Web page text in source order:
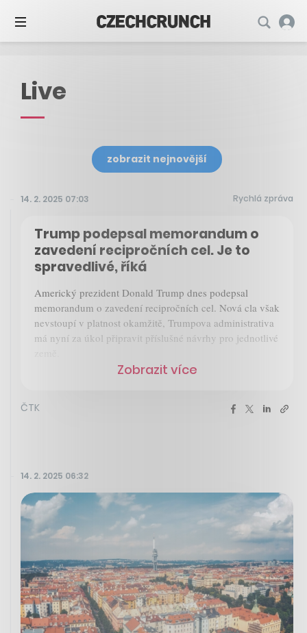
Live
zobrazit nejnovější
14. 2. 2025 07:03 Rychlá zpráva
Trump podepsal memorandum o
zavedení recipročních cel. Je to
spravedlivé, říká
Americký prezident Donald Trump dnes podepsal
memorandum o zavedení recipročních cel. Nová cla však
nevstoupí v platnost okamžitě, Trumpova administrativa
má nyní za úkol připravit příslušné návrhy pro jednotlivé
Zobrazit více
ČTK
14. 2. 2025 06:32